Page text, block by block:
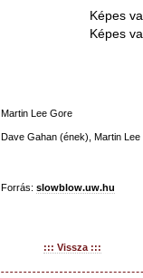
Képes
Képes
Martin Lee Gore
Dave Gahan (ének), Martin
Forrás: slowblow.uw.hu
::: Vissza :::